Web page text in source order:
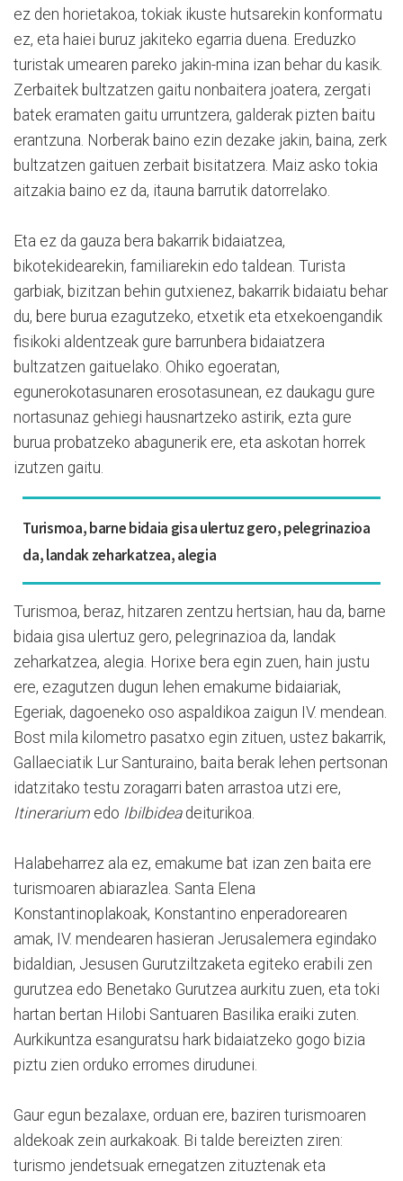
ez den horietakoa, tokiak ikuste hutsarekin konformatu
ez, eta haiei buruz jakiteko egarria duena. Ereduzko
turistak umearen pareko jakin-mina izan behar du kasik.
Zerbaitek bultzatzen gaitu nonbaitera joatera, zergati
batek eramaten gaitu urruntzera, galderak pizten baitu
erantzuna. Norberak baino ezin dezake jakin, baina, zerk
bultzatzen gaituen zerbait bisitatzera. Maiz asko tokia
aitzakia baino ez da, itauna barrutik datorrelako.
Eta ez da gauza bera bakarrik bidaiatzea,
bikotekidearekin, familiarekin edo taldean. Turista
garbiak, bizitzan behin gutxienez, bakarrik bidaiatu behar
du, bere burua ezagutzeko, etxetik eta etxekoengandik
fisikoki aldentzeak gure barrunbera bidaiatzera
bultzatzen gaituelako. Ohiko egoeratan,
egunerokotasunaren erosotasunean, ez daukagu gure
nortasunaz gehiegi hausnartzeko astirik, ezta gure
burua probatzeko abagunerik ere, eta askotan horrek
izutzen gaitu.
Turismoa, barne bidaia gisa ulertuz gero, pelegrinazioa
da, landak zeharkatzea, alegia
Turismoa, beraz, hitzaren zentzu hertsian, hau da, barne
bidaia gisa ulertuz gero, pelegrinazioa da, landak
zeharkatzea, alegia. Horixe bera egin zuen, hain justu
ere, ezagutzen dugun lehen emakume bidaiariak,
Egeriak, dagoeneko oso aspaldikoa zaigun IV. mendean.
Bost mila kilometro pasatxo egin zituen, ustez bakarrik,
Gallaeciatik Lur Santuraino, baita berak lehen pertsonan
idatzitako testu zoragarri baten arrastoa utzi ere,
Itinerarium edo Ibilbideadeiturikoa.
Halabeharrez ala ez, emakume bat izan zen baita ere
turismoaren abiarazlea. Santa Elena
Konstantinoplakoak, Konstantino enperadorearen
amak, IV. mendearen hasieran Jerusalemera egindako
bidaldian, Jesusen Gurutziltzaketa egiteko erabili zen
gurutzea edo Benetako Gurutzea aurkitu zuen, eta toki
hartan bertan Hilobi Santuaren Basilika eraiki zuten.
Aurkikuntza esanguratsu hark bidaiatzeko gogo bizia
piztu zien orduko erromes dirudunei.
Gaur egun bezalaxe, orduan ere, baziren turismoaren
aldekoak zein aurkakoak. Bi talde bereizten ziren:
turismo jendetsuak ernegatzen zituztenak eta